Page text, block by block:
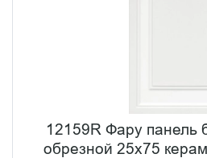
12159R Фару панель
обрезной 25х75